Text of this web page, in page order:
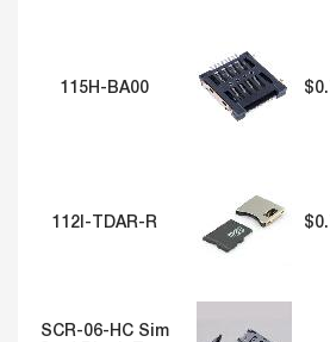
115H-BA00
112I-TDAR-R
SCR-06-HC Sim